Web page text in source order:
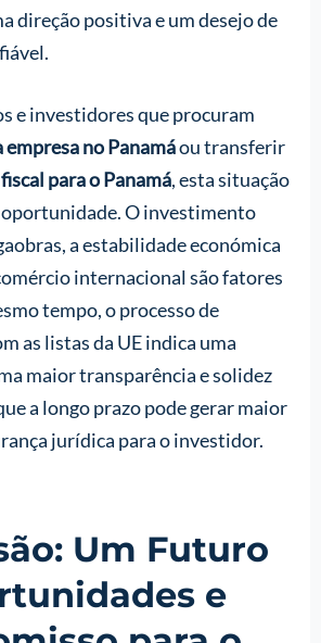
direção positiva e um desejo de
e investidores que procuram
no Panamáou transferir
para o Panamá, esta situação
O investimento
a estabilidade económica
internacional são fatores
tempo, o processo de
as listas da UE indica uma
maior transparência e solidez
a longo prazo pode gerar maior
jurídica para o investidor.
Um Futuro
e